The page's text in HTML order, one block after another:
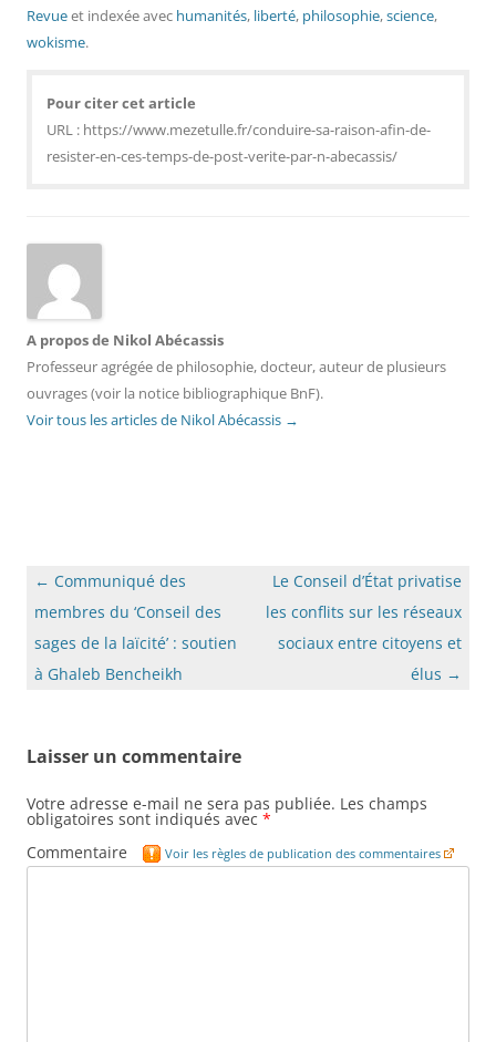
Revueet indexée avec humanités, liberté, philosophie,science,
wokisme.
Pour citer cet article
URL : https://www.mezetulle.fr/conduire-sa-raison-afin-de-
resister-en-ces-temps-de-post-verite-par-n-abecassis/
A propos de Nikol Abécassis
Professeur agrégée de philosophie, docteur, auteur de plusieurs
ouvrages (voir la notice bibliographique BnF).
Voir tous les articles de Nikol Abécassis →
Navigation
des
articles
← Communiqué des
membres du ‘Conseil des
sages de la laïcité’ : soutien
à Ghaleb Bencheikh
Le Conseil d’État privatise
les conflits sur les réseaux
sociaux entre citoyens et
élus →
Laisser un commentaire
Votre adresse e-mail ne sera pas publiée. Les champs
obligatoires sont indiqués avec *
Commentaire
Voir les règles de publication des commentaires